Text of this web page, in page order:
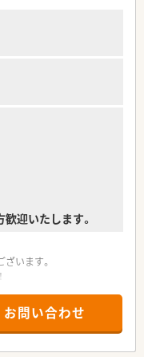
迎いたします。
います。
良い関係性を築いている
、投薬はもちろん接客に
お問い合わせ